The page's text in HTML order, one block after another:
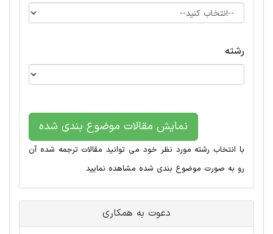
رشته
نمایش مقالات موضوع بندی شده
با انتخاب رشته مورد نظر خود می توانید مقالات ترجمه شده آن
رو به صورت موضوع بندی شده مشاهده نمایید
دعوت به همکاری